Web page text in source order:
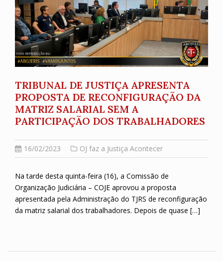
TRIBUNAL DE JUSTIÇA APRESENTA
PROPOSTA DE RECONFIGURAÇÃO DA
MATRIZ SALARIAL SEM A
PARTICIPAÇÃO DOS TRABALHADORES
16/02/2023 OJ faz a Justiça Acontecer
Na tarde desta quinta-feira (16), a Comissão de
Organização Judiciária – COJE aprovou a proposta
apresentada pela Administração do TJRS de reconfiguração
da matriz salarial dos trabalhadores. Depois de quase […]